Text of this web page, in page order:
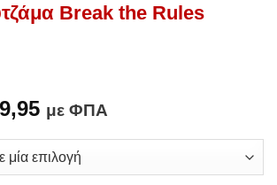
Break the Rules
Price
€17,15
through
με ΦΠΑ